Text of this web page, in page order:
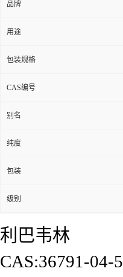
品牌
用途
包装规格
CAS编号
别名
纯度
包装
级别
利巴韦林
CAS:36791-04-5